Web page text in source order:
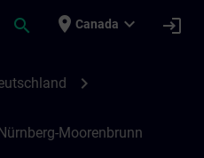
search place Canada expand_more login
chevron_right
Moorenbrunn